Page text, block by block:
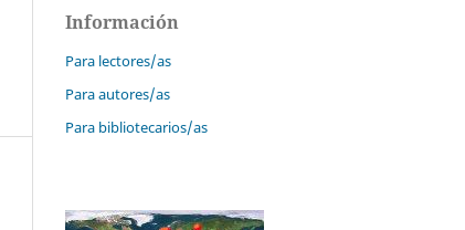
Información
Para lectores/as
Para autores/as
Para bibliotecarios/as